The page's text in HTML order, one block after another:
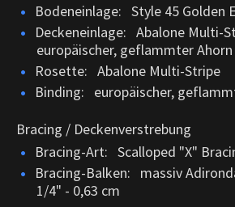
Bodeneinlage: Style 45 Golden
Deckeneinlage: Abalone Multi-
europäischer, geflammter Ahorn
Rosette: Abalone Multi-Stripe
Binding: europäischer,
Bracing / Deckenverstrebung
Bracing-Art: Scalloped "X"
Bracing-Balken: massiv
1/4" - 0,63 cm